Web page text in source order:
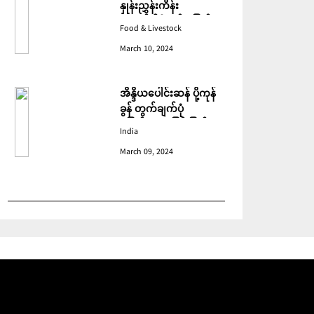
နှုန်းညွှန်းကိန်း
ဖေဖော်ဝါရီတွင် ပြောင်း
ဆက်တိုက် ကျဆင်းခဲ့
Food & Livestock
March 10, 2024
အိန္ဒိယပေါင်းဆန် ပို့ကုန်
ခွန် တွက်ချက်ပုံ
ပြောင်းလဲသဖြင့် ပြည်ပမှ
India
March 09, 2024